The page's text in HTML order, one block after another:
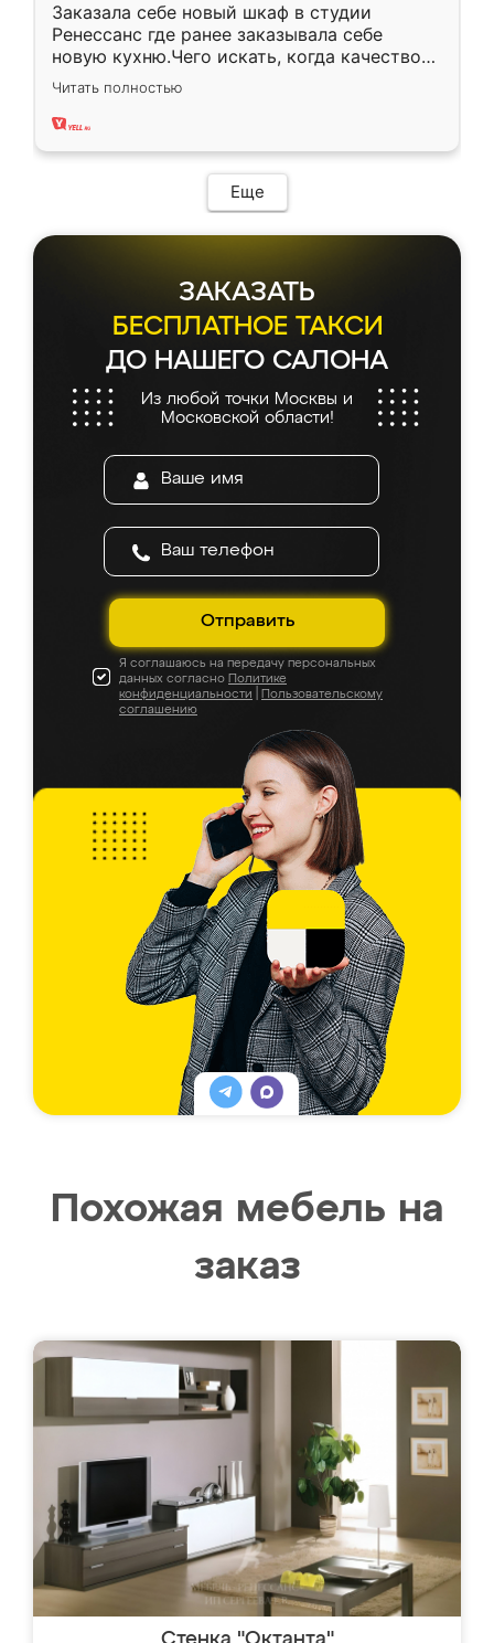
Заказала себе новый шкаф в студии
Ренессанс где ранее заказывала себе
новую кухню.Чего искать, когда качеством
вполне довольна. Служит кухня уже почти
два года, нареканий нет.
Читать полностью
Еще
ЗАКАЗАТЬ
БЕСПЛАТНОЕ ТАКСИ
ДО НАШЕГО САЛОНА
Из любой точки Москвы и
Московской области!
Отправить
Я соглашаюсь на передачу персональных
данных согласно Политике
конфиденциальности
Пользовательскому
соглашению
Похожая мебель на
заказ